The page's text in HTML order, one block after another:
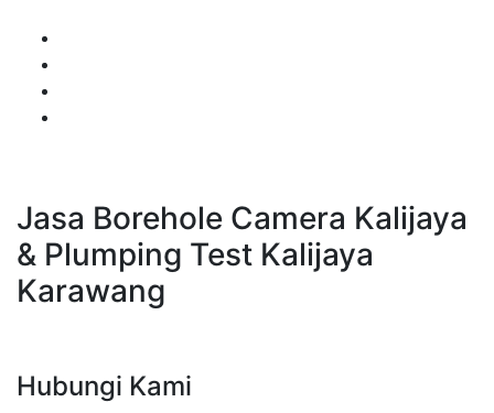
Jasa Borehole Camera Kalijaya
& Plumping Test Kalijaya
Karawang
Hubungi Kami